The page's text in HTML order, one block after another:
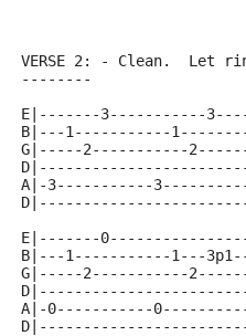
VERSE 2: - Clean.  Let
--------
E|-------3-----------
B|---1-----------
G|-----2-----------
A|-3-----------
E|-------
B|---1-----------1---
G|-----2-----------
A|-0-----------